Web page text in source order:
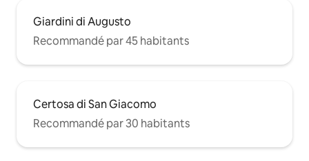
Giardini di Augusto
Recommandé par 45 habitants
Certosa di San Giacomo
Recommandé par 30 habitants